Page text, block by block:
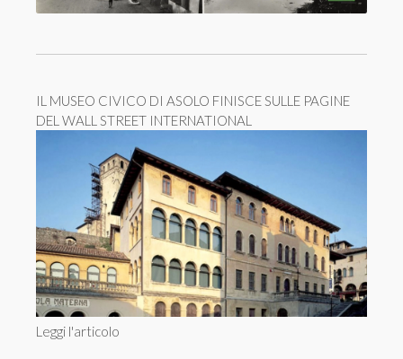
IL MUSEO CIVICO DI ASOLO FINISCE SULLE PAGINE
DEL WALL STREET INTERNATIONAL
Leggi l'articolo